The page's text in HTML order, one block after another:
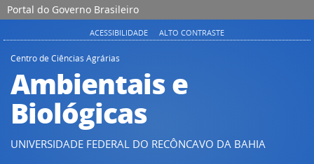
Portal do Governo Brasileiro
ACESSIBILIDADE ALTO CONTRASTE
Centro de Ciências Agrárias
Ambientais e
Biológicas
UNIVERSIDADE FEDERAL DO RECÔNCAVO DA BAHIA